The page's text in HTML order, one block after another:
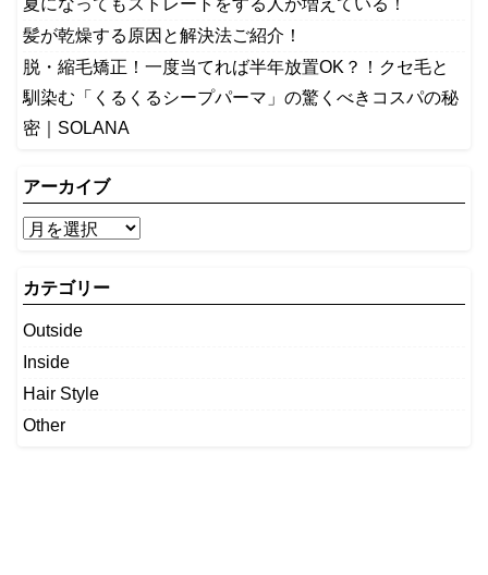
夏になってもストレートをする人が増えている！
髪が乾燥する原因と解決法ご紹介！
脱・縮毛矯正！一度当てれば半年放置OK？！クセ毛と
馴染む「くるくるシープパーマ」の驚くべきコスパの秘
密｜SOLANA
アーカイブ
カテゴリー
Outside
Inside
Hair Style
Other